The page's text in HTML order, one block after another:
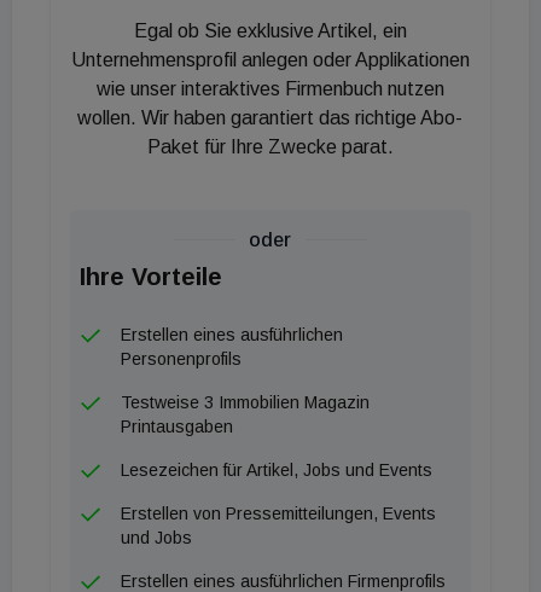
schaffen, das die unpersönliche Art des
Immobiliengeschäfts revolutioniert“, so Michael
Maschina, Geschäftsführer und Inhaber der Ruma
Group.
Egal ob Sie exklusive Artikel, ein
Unternehmensprofil anlegen oder Applikationen
wie unser interaktives Firmenbuch nutzen
wollen. Wir haben garantiert das richtige Abo-
Paket für Ihre Zwecke parat.
oder
Ihre Vorteile
Erstellen eines ausführlichen
Personenprofils
Testweise 3 Immobilien Magazin
Printausgaben
Lesezeichen für Artikel, Jobs und Events
Erstellen von Pressemitteilungen, Events
und Jobs
Erstellen eines ausführlichen Firmenprofils